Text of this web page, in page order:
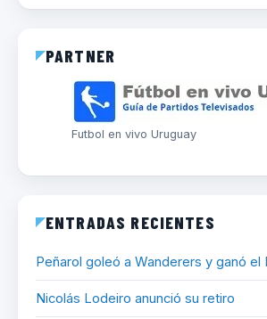
PARTNER
Futbol en vivo Uruguay
ENTRADAS RECIENTES
Peñarol goleó a Wanderers y ganó el
Nicolás Lodeiro anunció su retiro